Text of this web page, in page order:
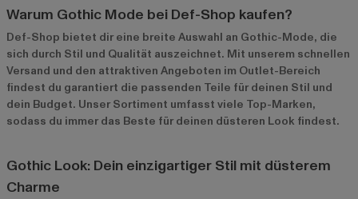
Warum Gothic Mode bei Def-Shop kaufen?
Def-Shop bietet dir eine breite Auswahl an Gothic-Mode, die
sich durch Stil und Qualität auszeichnet. Mit unserem schnellen
Versand und den attraktiven Angeboten im Outlet-Bereich
findest du garantiert die passenden Teile für deinen Stil und
dein Budget. Unser Sortiment umfasst viele Top-Marken,
sodass du immer das Beste für deinen düsteren Look findest.
Gothic Look: Dein einzigartiger Stil mit düsterem
Charme